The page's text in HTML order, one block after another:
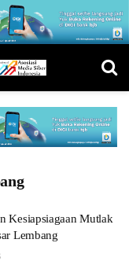
Kesiapsiagaan Mutlak
Lembang